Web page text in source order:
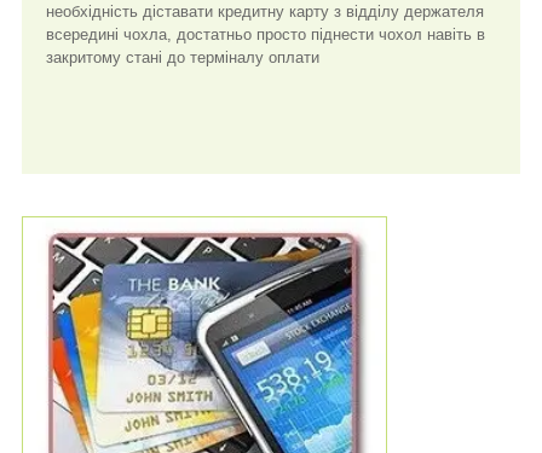
необхідність діставати кредитну карту з відділу держателя
всередині чохла, достатньо просто піднести чохол навіть в
закритому стані до терміналу оплати